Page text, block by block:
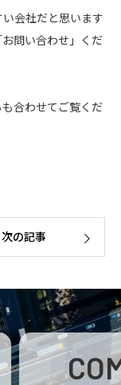
会社だと思います
問い合わせ」くだ
合わせてご覧くだ
次の記事